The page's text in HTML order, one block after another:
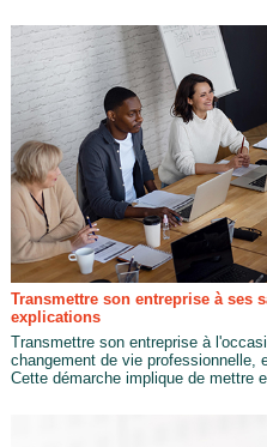
Transmettre son entreprise à ses
explications
Transmettre son entreprise à
changement de vie professionnelle,
Cette démarche implique de mettre